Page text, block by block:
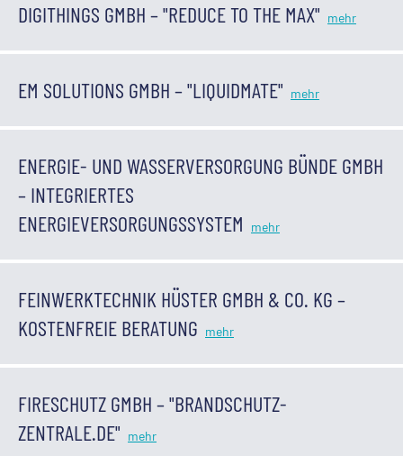
DIGITHINGS GMBH – "REDUCE TO THE MAX"
EM SOLUTIONS GMBH – "LIQUIDMATE"
ENERGIE- UND WASSERVERSORGUNG BÜNDE GMBH
– INTEGRIERTES
ENERGIEVERSORGUNGSSYSTEM
FEINWERKTECHNIK HÜSTER GMBH & CO. KG –
KOSTENFREIE BERATUNG
FIRESCHUTZ GMBH – "BRANDSCHUTZ-
ZENTRALE.DE"